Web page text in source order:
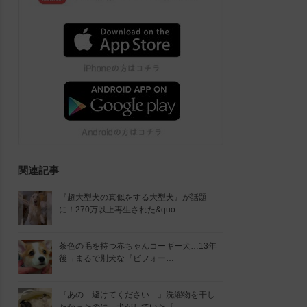
関連記事
『超大型犬の真似をする大型犬』が話題
に！270万以上再生された&quo…
茶色の毛を持つ赤ちゃんコーギー犬…13年
後→まるで別犬な『ビフォー…
『あの…避けてください…』洗濯物を干し